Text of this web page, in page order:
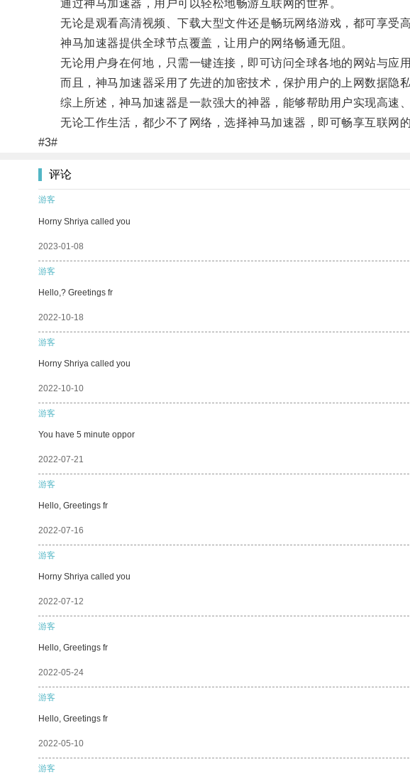
通过神马加速器，用户可以轻松地畅游互联网的世界。
无论是观看高清视频、下载大型文件还是畅玩网络游戏，都可享受高
神马加速器提供全球节点覆盖，让用户的网络畅通无阻。
无论用户身在何地，只需一键连接，即可访问全球各地的网站与应用
而且，神马加速器采用了先进的加密技术，保护用户的上网数据隐私
综上所述，神马加速器是一款强大的神器，能够帮助用户实现高速、
无论工作生活，都少不了网络，选择神马加速器，即可畅享互联网的
#3#
评论
游客
Horny Shriya called you
2023-01-08
游客
Hello,? Greetings fr
2022-10-18
游客
Horny Shriya called you
2022-10-10
游客
You have 5 minute oppor
2022-07-21
游客
Hello, Greetings fr
2022-07-16
游客
Horny Shriya called you
2022-07-12
游客
Hello, Greetings fr
2022-05-24
游客
Hello, Greetings fr
2022-05-10
游客